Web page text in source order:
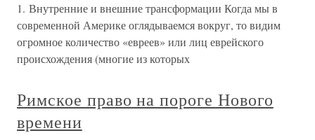
1. Внутренние и внешние трансформации Когда мы в
современной Америке оглядываемся вокруг, то видим
огромное количество «евреев» или лиц еврейского
происхождения (многие из которых
Римское право на пороге Нового
времени